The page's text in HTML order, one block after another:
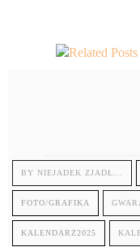
BY NIEJADEK ZJADŁ...
FOTO/GRAFIKA
KALENDARZ2025